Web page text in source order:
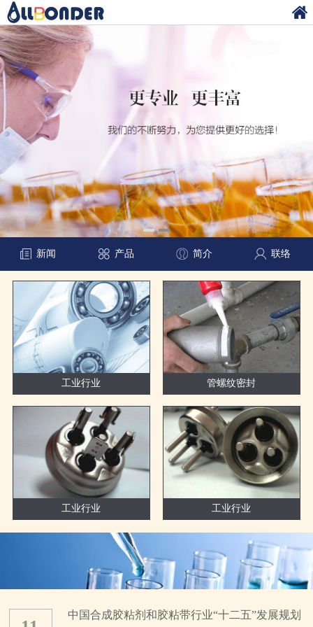
新闻 产品 简介 联络
工业行业 管螺纹密封
工业行业 工业行业
中国合成胶粘剂和胶粘带行业“十二五”发展规划